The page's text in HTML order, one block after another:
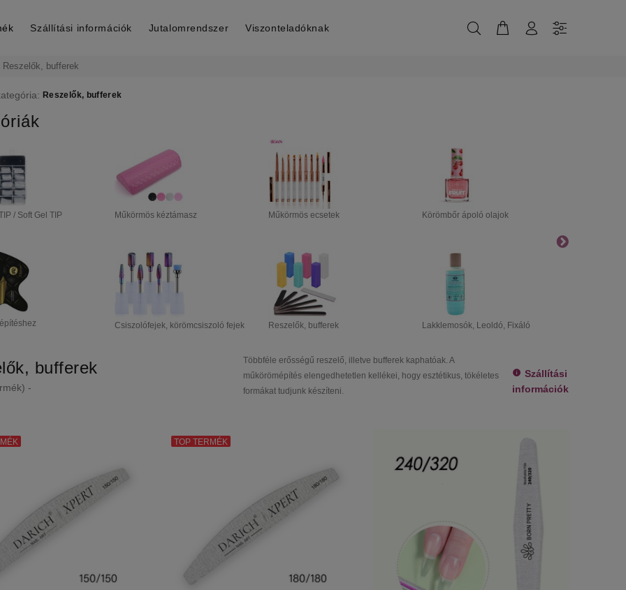
Szállítási információk Jutalomrendszer Viszonteladóknak
Reszelők, bufferek
Reszelők, bufferek
/ Soft Gel TIP Műkörmös kéztámasz
Csiszolófejek, körömcsiszoló fejek
Műkörmös ecsetek
Reszelők, bufferek
Körömbőr ápoló olajok
Lakklemosók, Leoldó, Fixáló
bufferek
-
Többféle erősségű reszelő, illetve bufferek kaphatóak. A
műkörömépítés elengedhetetlen kellékei, hogy esztétikus, tökéletes
formákat tudjunk készíteni.
Szállítási
információk
TOP TERMÉK